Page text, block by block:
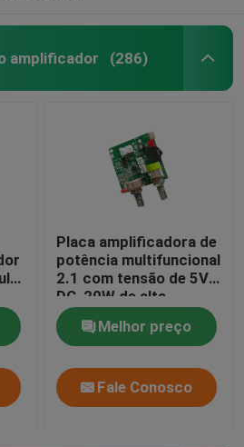
amplificador (286)
D
Placa amplificadora de
potência multifuncional
2.1 com tensão de 5V
DC, 20W de alta
potência e corrente 3A
para desempenho de
áudio aprimorado
Melhor preço
Fale Conosco